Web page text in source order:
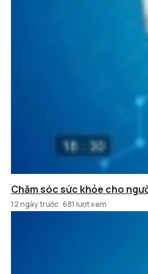
Chăm sóc sức khỏe cho
12 ngày trước 681 lượt xem